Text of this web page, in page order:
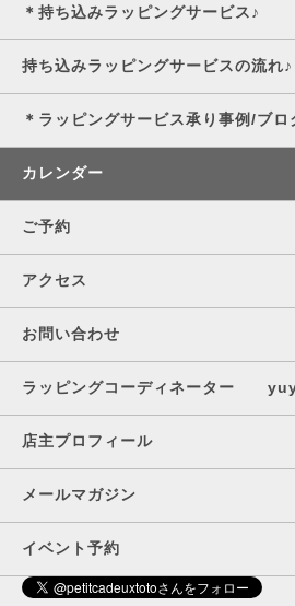
＊持ち込みラッピングサービス♪
持ち込みラッピングサービスの流れ♪
＊ラッピングサービス承り事例/ブロ
カレンダー
ご予約
アクセス
お問い合わせ
ラッピングコーディネーター
店主プロフィール
メールマガジン
イベント予約